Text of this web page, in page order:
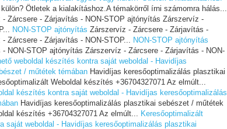
Ötletek a kialakításhoz.A témakörről írni számomra hálás...
- Zárcsere - Zárjavítás - NON-STOP ajtónyítás Zárszervíz -
NON-STOP ajtónyítás Zárszervíz - Zárcsere - Zárjavítás -
Zárcsere - Zárjavítás - NON-STOP... NON-STOP ajtónyítás
NON-STOP ajtónyítás Zárszervíz - Zárcsere - Zárjavítás - NON-
weboldal készítés kontra saját weboldal - Havidíjas
/ műtétek témában Havidíjas keresőoptimalizálás plasztikai
Weboldal készítés +36704327071 Az elmúlt...
készítés kontra saját weboldal - Havidíjas keresőoptimalizálás
Havidíjas keresőoptimalizálás plasztikai sebészet / műtétek
készítés +36704327071 Az elmúlt... Keresőoptimalizált
saját weboldal - Havidíjas keresőoptimalizálás plasztikai